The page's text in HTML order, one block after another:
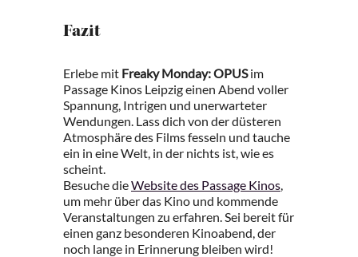
Fazit
Erlebe mit Freaky Monday: OPUSim
Passage Kinos Leipzig einen Abend voller
Spannung, Intrigen und unerwarteter
Wendungen. Lass dich von der düsteren
Atmosphäre des Films fesseln und tauche
ein in eine Welt, in der nichts ist, wie es
scheint.
Besuche dieWebsite des Passage Kinos,
um mehr über das Kino und kommende
Veranstaltungen zu erfahren. Sei bereit für
einen ganz besonderen Kinoabend, der
noch lange in Erinnerung bleiben wird!